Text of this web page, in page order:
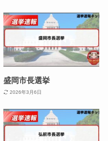
盛岡市長選挙
2026年3月6日